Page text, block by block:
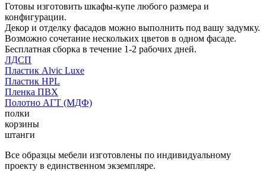
Готовы изготовить шкафы-купе любого размера и
конфигурации.
Декор и отделку фасадов можно выполнить под вашу задумку.
Возможно сочетание нескольких цветов в одном фасаде.
Бесплатная сборка в течение 1-2 рабочих дней.
ЛДСП
Пластик Alvic Luxe
Пластик HPL
Пленка ПВХ
Полотно АГТ (МДФ)
полки
корзины
штанги
Все образцы мебели изготовлены по индивидуальному
проекту в единственном экземпляре.